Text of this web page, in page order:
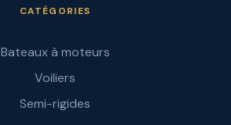
CATÉGORIES
Bateaux à moteurs
Voiliers
Semi-rigides